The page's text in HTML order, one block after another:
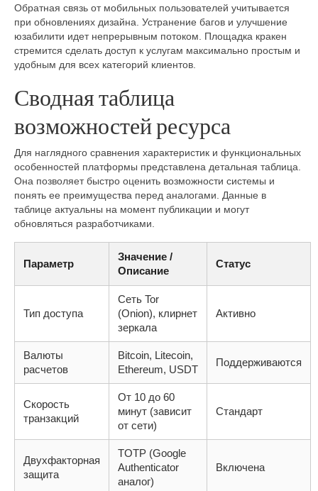
Обратная связь от мобильных пользователей учитывается
при обновлениях дизайна. Устранение багов и улучшение
юзабилити идет непрерывным потоком. Площадка кракен
стремится сделать доступ к услугам максимально простым и
удобным для всех категорий клиентов.
Сводная таблица
возможностей ресурса
Для наглядного сравнения характеристик и функциональных
особенностей платформы представлена детальная таблица.
Она позволяет быстро оценить возможности системы и
понять ее преимущества перед аналогами. Данные в
таблице актуальны на момент публикации и могут
обновляться разработчиками.
Параметр
Значение /
Описание
Статус
Тип доступа
Сеть Tor
(Onion), клирнет
зеркала
Активно
Валюты
расчетов
Bitcoin, Litecoin,
Ethereum, USDT
Поддерживаются
Скорость
транзакций
От 10 до 60
минут (зависит
от сети)
Стандарт
Двухфакторная
защита
TOTP (Google
Authenticator
аналог)
Включена